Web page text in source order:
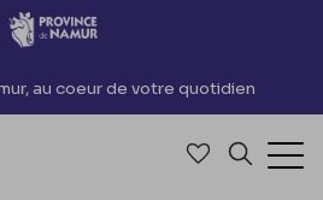
au contenu
au coeur de votre quotidien
Accéder à